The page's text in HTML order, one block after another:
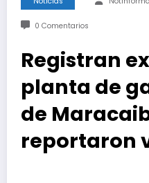
0 Comentarios
Registran
planta de
de
reportaron